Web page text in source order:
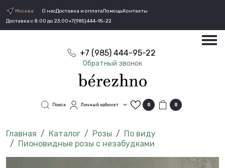
Москва О насДоставка и оплатаПомощьКонтакты
Доставка с 8:00 до 23:00+7(985)444-95-22
+7 (985) 444-95-22
Обратный звонок
Поиск Личный кабинет 0 0
Каталог Розы
По виду
Пионовидные розы с незабудками